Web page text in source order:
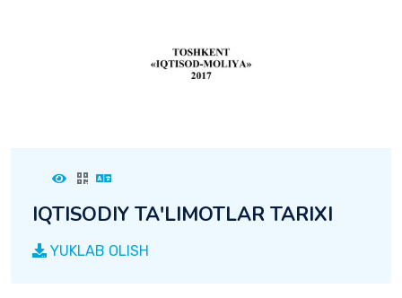
IQTISODIY TA'LIMOTLAR TARIXI
YUKLAB OLISH